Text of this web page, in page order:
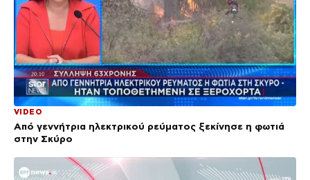
VIDEO
Από γεννήτρια ηλεκτρικού ρεύματος ξεκίνησε η φωτιά
στην Σκύρο